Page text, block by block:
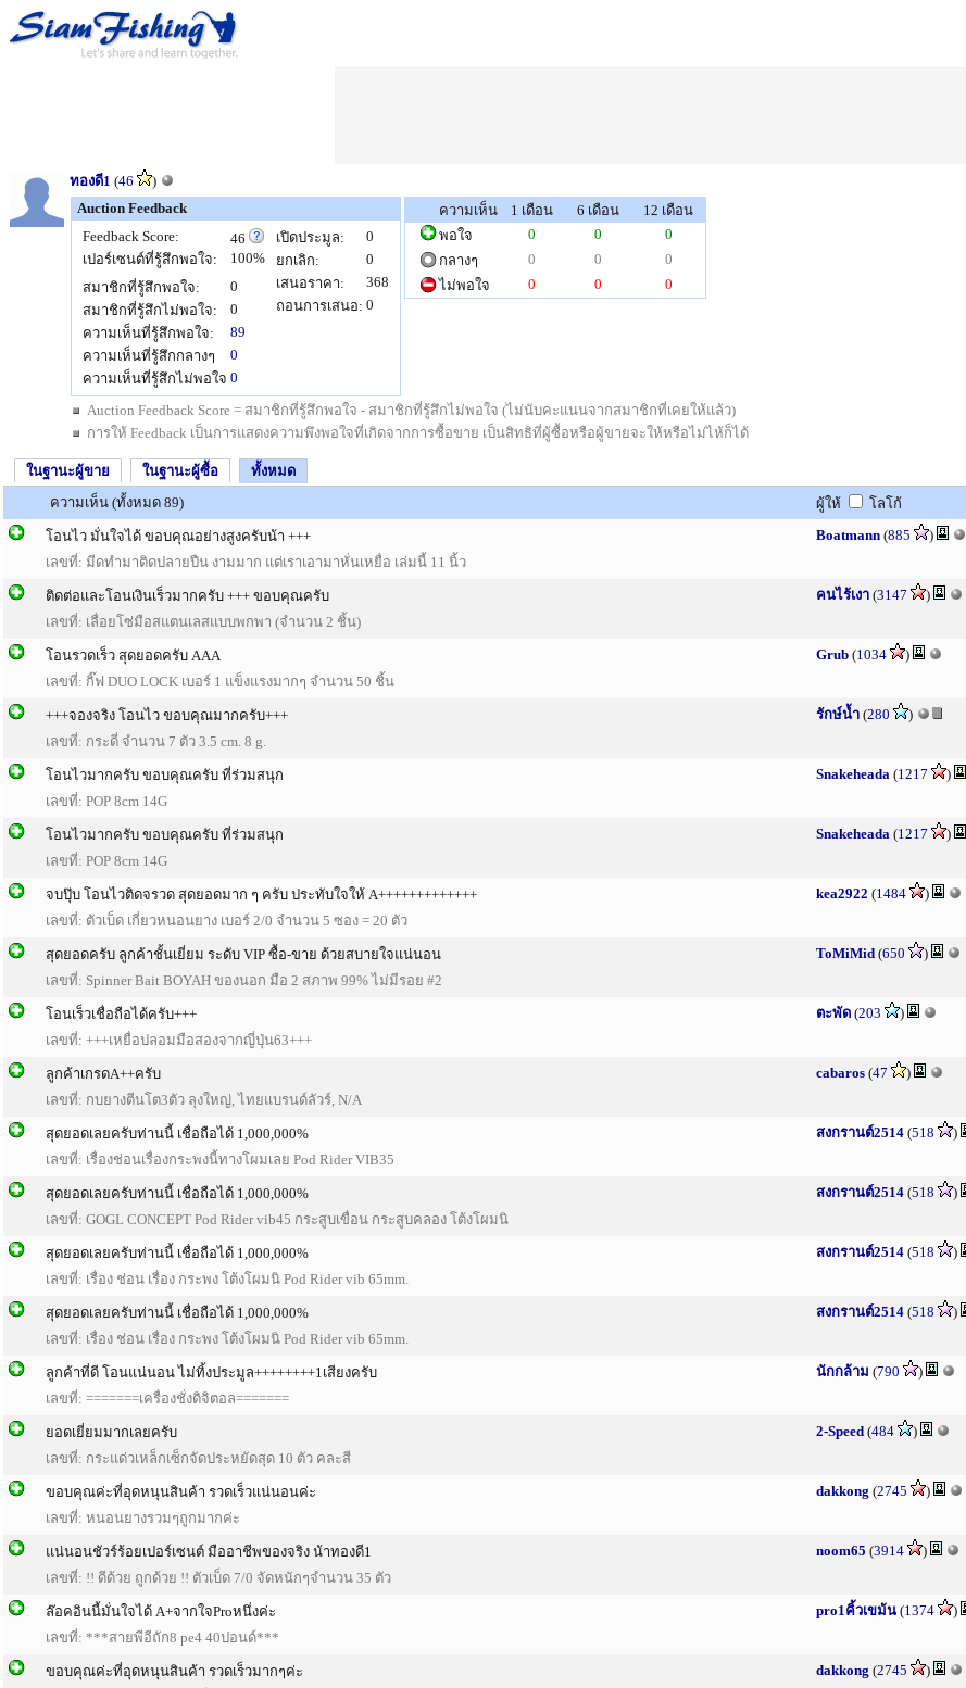
ทองดี1 (46
)
Auction Feedback
Feedback Score:
46
เปอร์เซนต์ที่รู้สึกพอใจ:
100%
สมาชิกที่รู้สึกพอใจ:
0
สมาชิกที่รู้สึกไม่พอใจ:
0
ความเห็นที่รู้สึกพอใจ:
89
ความเห็นที่รู้สึกกลางๆ
0
ความเห็นที่รู้สึกไม่พอใจ 0
เปิดประมูล:
0
ยกเลิก:
0
เสนอราคา:
368
ถอนการเสนอ: 0
ความเห็น 1 เดือน 6 เดือน
12 เดือน
พอใจ
0 0
0
กลางๆ
0 0
0
ไม่พอใจ
0 0 0
Auction Feedback Score = สมาชิกที่รู้สึกพอใจ - สมาชิกที่รู้สึกไม่พอใจ (ไม่นับคะแนนจากสมาชิกที่เคยให้แล้ว)
การให้ Feedback เป็นการแสดงความพึงพอใจที่เกิดจากการซื้อขาย เป็นสิทธิที่ผู้ซื้อหรือผู้ขายจะให้หรือไม่ไห้ก็ได้
ในฐานะผู้ขาย ในฐานะผู้ซื้อ
ทั้งหมด
ความเห็น (ทั้งหมด 89)
ผู้ให้ โลโก้
โอนไว มั่นใจได้ ขอบคุณอย่างสูงครับน้า +++
เลขที่: มีดทำมาติดปลายปืน งามมาก แต่เราเอามาหั่นเหยื่อ เล่มนี้ 11 นิ้ว
Boatmann (885 )
ติดต่อและโอนเงินเร็วมากครับ +++ ขอบคุณครับ
เลขที่: เลื่อยโซ่มือสแตนเลสแบบพกพา (จำนวน 2 ชิ้น)
คนไร้เงา (3147 )
โอนรวดเร็ว สุดยอดครับ AAA
เลขที่: กิ๊ฟ DUO LOCK เบอร์ 1 แข็งแรงมากๆ จำนวน 50 ชิ้น
Grub (1034 )
+++จองจริง โอนไว ขอบคุณมากครับ+++
เลขที่: กระดี่ จำนวน 7 ตัว 3.5 cm. 8 g.
รักษ์น้ำ (280 )
โอนไวมากครับ ขอบคุณครับ ที่ร่วมสนุก
เลขที่: POP 8cm 14G
Snakeheada (1217 )
โอนไวมากครับ ขอบคุณครับ ที่ร่วมสนุก
เลขที่: POP 8cm 14G
Snakeheada (1217 )
จบปุ๊บ โอนไวติดจรวด สุดยอดมาก ๆ ครับ ประทับใจให้ A+++++++++++++
เลขที่: ตัวเบ็ด เกี่ยวหนอนยาง เบอร์ 2/0 จำนวน 5 ซอง = 20 ตัว
kea2922 (1484 )
สุดยอดครับ ลูกค้าชั้นเยี่ยม ระดับ VIP ซื้อ-ขาย ด้วยสบายใจแน่นอน
เลขที่: Spinner Bait BOYAH ของนอก มือ 2 สภาพ 99% ไม่มีรอย #2
ToMiMid (650 )
โอนเร็วเชื่อถือได้ครับ+++
เลขที่: +++เหยื่อปลอมมือสองจากญี่ปุ่น63+++
ตะพัด (203 )
ลูกค้าเกรดA++ครับ
เลขที่: กบยางตีนโต3ตัว ลุงใหญ่, ไทยแบรนด์ลัวร์, N/A
cabaros (47 )
สุดยอดเลยครับท่านนี้ เชื่อถือได้ 1,000,000%
เลขที่: เรื่องช่อนเรื่องกระพงนี้ทางโผมเลย Pod Rider VIB35
สงกรานต์2514 (518 )
สุดยอดเลยครับท่านนี้ เชื่อถือได้ 1,000,000%
เลขที่: GOGL CONCEPT Pod Rider vib45 กระสูบเขื่อน กระสูบคลอง โต้งโผมนิ
สงกรานต์2514 (518 )
สุดยอดเลยครับท่านนี้ เชื่อถือได้ 1,000,000%
เลขที่: เรื่อง ช่อน เรื่อง กระพง โต้งโผมนิ Pod Rider vib 65mm.
สงกรานต์2514 (518 )
สุดยอดเลยครับท่านนี้ เชื่อถือได้ 1,000,000%
เลขที่: เรื่อง ช่อน เรื่อง กระพง โต้งโผมนิ Pod Rider vib 65mm.
สงกรานต์2514 (518 )
ลูกค้าที่ดี โอนแน่นอน ไม่ทิ้งประมูล++++++++1เสียงครับ
เลขที่: =======เครื่องชั่งดิจิตอล=======
นักกล้าม (790 )
ยอดเยี่ยมมากเลยครับ
เลขที่: กระแด่วเหล็กเซ็กจัดประหยัดสุด 10 ตัว คละสี
2-Speed (484 )
ขอบคุณค่ะที่อุดหนุนสินค้า รวดเร็วแน่นอนค่ะ
เลขที่: หนอนยางรวมๆถูกมากค่ะ
dakkong (2745 )
แน่นอนชัวร์ร้อยเปอร์เซนต์ มืออาชีพของจริง น้าทองดี1
เลขที่: !! ดีด้วย ถูกด้วย !! ตัวเบ็ด 7/0 จัดหนักๆจำนวน 35 ตัว
noom65 (3914 )
ล๊อคอินนี้มั่นใจได้ A+จากใจProหนึ่งค่ะ
เลขที่: ***สายพีอีถัก8 pe4 40ปอนด์***
pro1คิ้วเขม้น (1374 )
ขอบคุณค่ะที่อุดหนุนสินค้า รวดเร็วมากๆค่ะ
dakkong (2745 )